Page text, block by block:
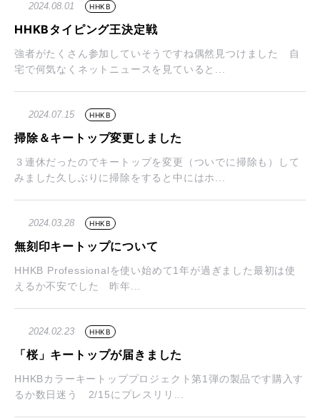
2024.08.01 HHKB
HHKBタイピング王決定戦
強者がたくさん参加していそうですね偶然見つけました 自
宅で何気なくネットニュースを見ていると...
2024.07.15 HHKB
掃除＆キートップ変更しました
３連休だったのでキートップを変更（ついでに掃除も）して
みました久しぶりに掃除をすると中にはホ...
2024.03.28 HHKB
無刻印キートップについて
HHKB Professionalを使い始めて1年が過ぎました最初は使
えるか不安でした 昨年...
2024.02.23 HHKB
「桜」キートップが届きました
HHKBカラーキートッププロジェクト第1弾の製品です購入す
るか数日迷う 2/15にプレスリリ...